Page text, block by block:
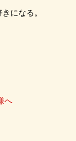
になる。
へ